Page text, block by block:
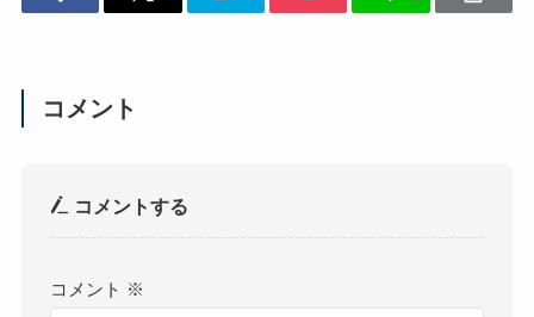
コメント
コメントする
コメント ※